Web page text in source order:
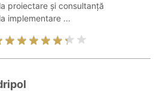
proiectare și consultanță
implementare ...